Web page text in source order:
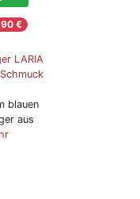
€
LARIA
blauen
aus